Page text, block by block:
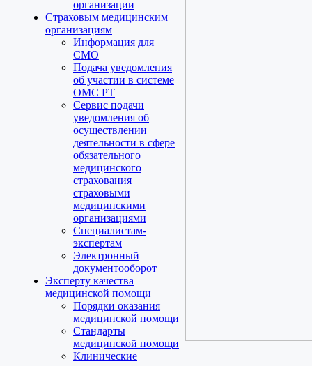
организации
Страховым медицинским
организациям
Информация для
СМО
Подача уведомления
об участии в системе
ОМС РТ
Сервис подачи
уведомления об
осуществлении
деятельности в сфере
обязательного
медицинского
страхования
страховыми
медицинскими
организациями
Специалистам-
экспертам
Электронный
документооборот
Эксперту качества
медицинской помощи
Порядки оказания
медицинской помощи
Стандарты
медицинской помощи
Клинические